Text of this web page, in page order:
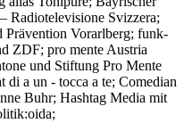
Radiotelevisione Svizzera;
Prävention Vorarlberg; funk-
ZDF; pro mente Austria
und Stiftung Pro Mente
di a un - tocca a te; Comedian
Buhr; Hashtag Media mit